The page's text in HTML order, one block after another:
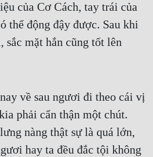
của Cơ Cách, tay trái của
thể động đậy được. Sau khi
sắc mặt hắn cũng tốt lên
về sau ngươi đi theo cái vị
phải cẩn thận một chút.
nàng thật sự là quá lớn,
hay ta đều đắc tội không